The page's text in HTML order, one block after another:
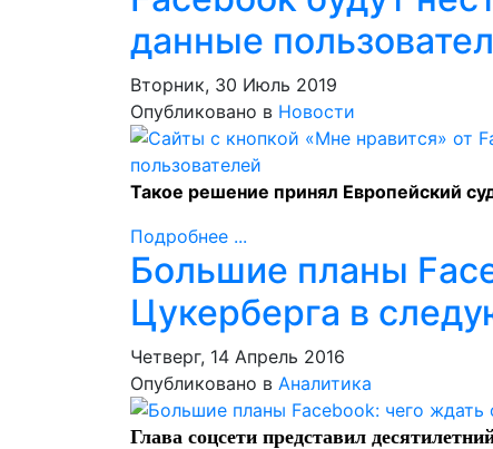
данные
Вторник, 30 Июль 2019
Опубликовано в Новости
Такое решение принял Европейский
Подробнее ...
Большие планы
Цукерберга в
Четверг, 14 Апрель 2016
Опубликовано в Аналитика
Глава соцсети представил